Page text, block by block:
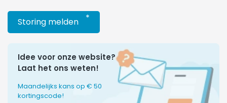
Storing melden *
Idee voor onze website?
Laat het ons weten!
Maandelijks kans op € 50
kortingscode!